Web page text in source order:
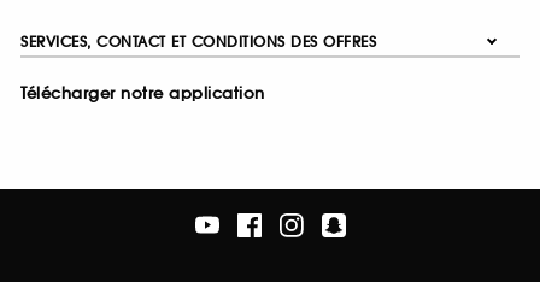
SERVICES, CONTACT ET CONDITIONS DES OFFRES
Télécharger notre application